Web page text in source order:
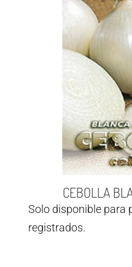
CEBOLLA
Solo disponible para
registrados.